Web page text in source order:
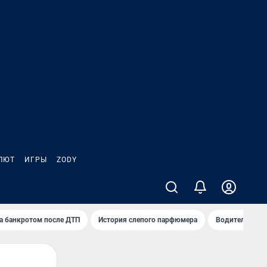
ИГРЫ ZODY
банкротом после ДТП История слепого парфюмера Водители